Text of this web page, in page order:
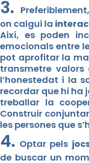
3.
on calgui la
Així, es poden
emocionals entre
pot aprofitar la
transmetre
l’honestedat i la
recordar que hi ha
treballar la
Construir
les persones que
4. Optar pels
de buscar un